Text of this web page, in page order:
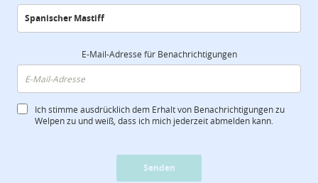
E-Mail-Adresse für Benachrichtigungen
Ich stimme ausdrücklich dem Erhalt von Benachrichtigungen zu
Welpen zu und weiß, dass ich mich jederzeit abmelden kann.
Senden